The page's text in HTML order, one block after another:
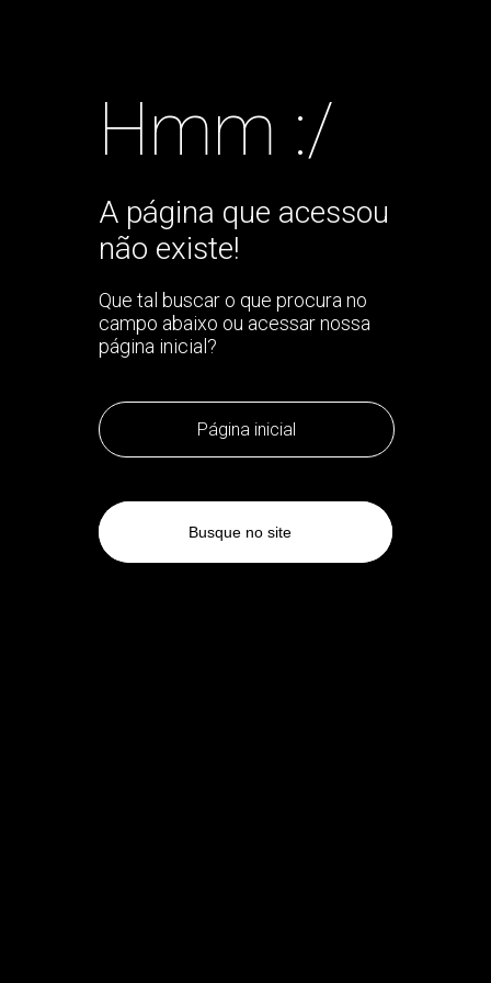
Hmm :/
A página que acessou
não existe!
Que tal buscar o que procura no
campo abaixo ou acessar nossa
página inicial?
Página inicial